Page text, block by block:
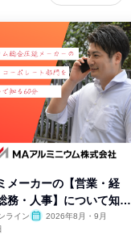
メーカーの【営業・経
務・人事】について知る
ライン
2026年8月・9月